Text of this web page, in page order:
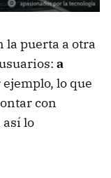
la puerta a otra
a
ejemplo, lo que
con
así lo